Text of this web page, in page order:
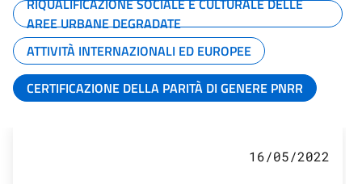
RIQUALIFICAZIONE SOCIALE E CULTURALE DELLE
AREE URBANE DEGRADATE
ATTIVITÀ INTERNAZIONALI ED EUROPEE
CERTIFICAZIONE DELLA PARITÀ DI GENERE PNRR
16/05/2022